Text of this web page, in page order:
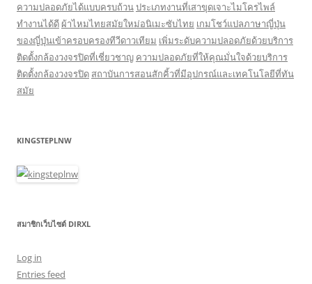
ความปลอดภัยได้แบบครบถ้วนประเภทงานที่เสาขุดเจาะไมโครไพล์
ทำงานได้ดี ผ้าไหมไทยสมัยใหม่อนิเมะซับไทย เกมโชว์แปลภาษาญี่ปุ่น
ของญี่ปุ่นเข้าครอบครองทีวีดาวเทียม เพิ่มระดับความปลอดภัยด้วยบริการ
ติดตั้งกล้องวงจรปิดที่เชี่ยวชาญ ความปลอดภัยที่ให้คุณมั่นใจด้วยบริการ
ติดตั้งกล้องวงจรปิด สถาบันการสอนสักคิ้วที่มีอุปกรณ์และเทคโนโลยีที่ทัน
สมัย
KINGSTEPLNW
สมาชิกเว็บไซต์ DIRXL
Log in
Entries feed